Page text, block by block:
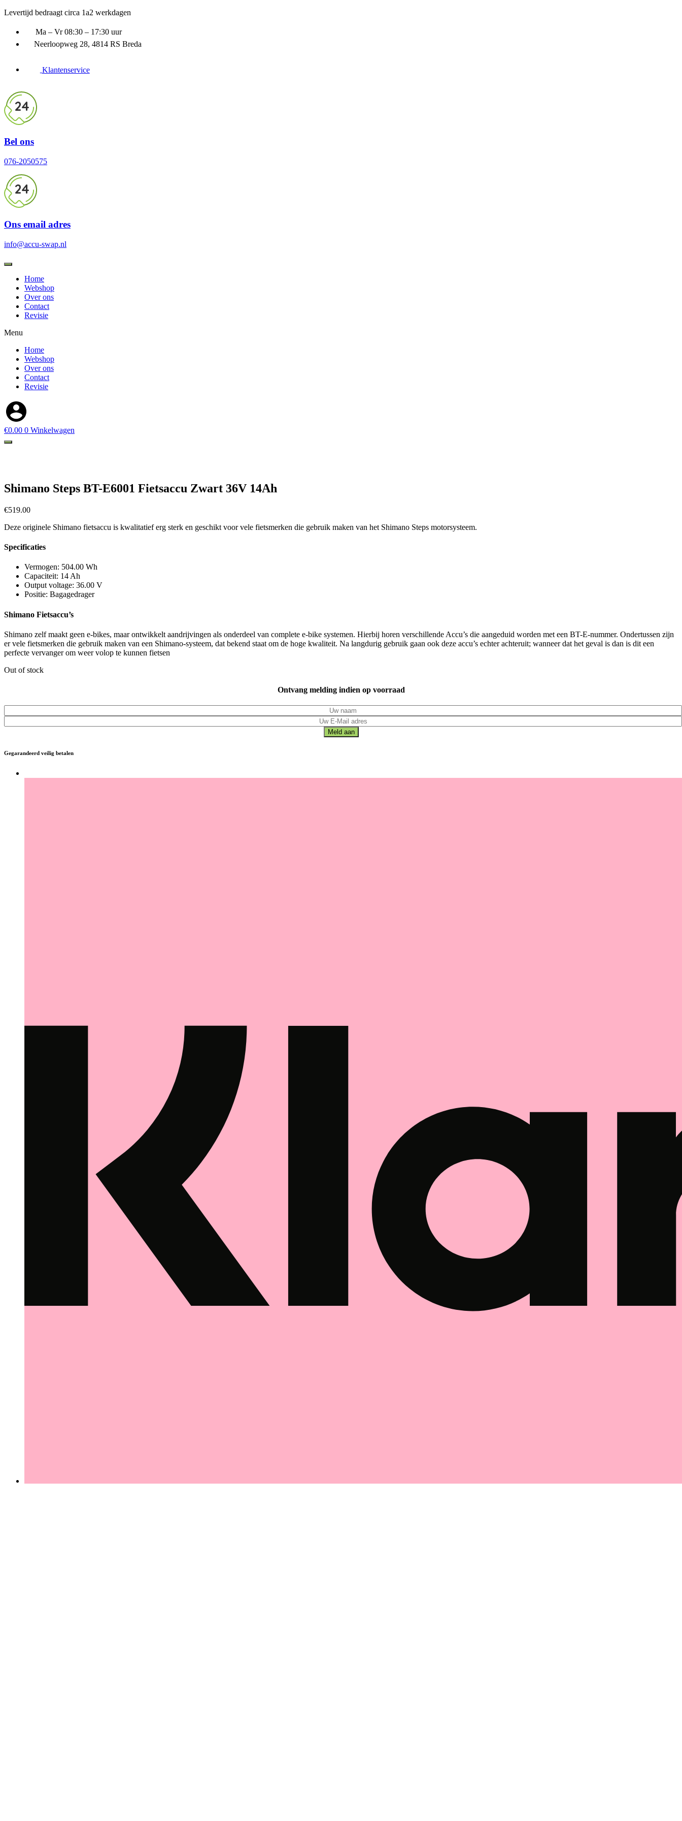
Ga
inhoud
Levertijd bedraagt circa 1a2 werkdagen
Ma – Vr 08:30 – 17:30 uur
Neerloopweg 28, 4814 RS Breda
Klantenservice
24
Bel ons
076-2050575
24
Ons email adres
info@accu-swap.nl
Producten
Home
Webshop
Over ons
Contact
Revisie
Menu
Home
Webshop
Over ons
Contact
Revisie
€0.00 0 Winkelwagen
Producten
Shimano Steps BT-E6001 Fietsaccu Zwart 36V 14Ah
€519.00
Deze originele Shimano fietsaccu is kwalitatief erg sterk en geschikt voor vele fietsmerken die gebruik maken van het Shimano Steps motorsysteem.
Specificaties
Vermogen: 504.00 Wh
Capaciteit: 14 Ah
Output voltage: 36.00 V
Positie: Bagagedrager
Shimano Fietsaccu’s
Shimano zelf maakt geen e-bikes, maar ontwikkelt aandrijvingen als onderdeel van complete e-bike systemen. Hierbij horen verschillende Accu’s die aangeduid worden met een BT-E-nummer. Ondertussen zijn
er vele fietsmerken die gebruik maken van een Shimano-systeem, dat bekend staat om de hoge kwaliteit. Na langdurig gebruik gaan ook deze accu’s echter achteruit; wanneer dat het geval is dan is dit een
perfecte vervanger om weer volop te kunnen fietsen
Out of stock
Ontvang melding indien op voorraad
Gegarandeerd veilig betalen